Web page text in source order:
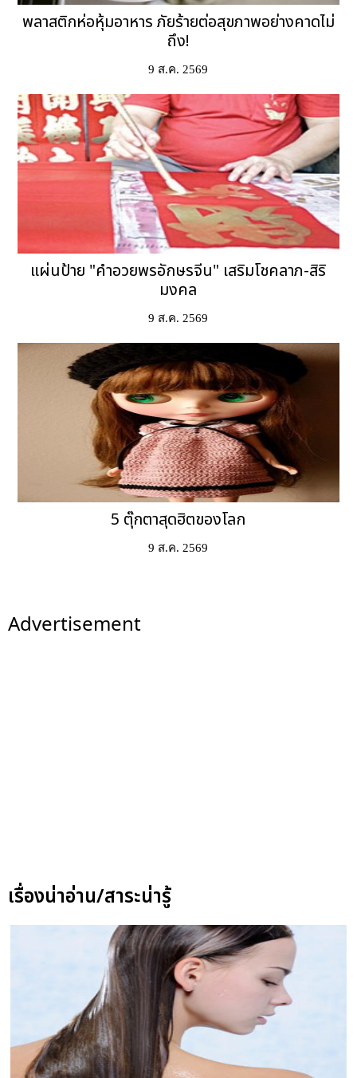
พลาสติกห่อหุ้มอาหาร ภัยร้ายต่อสุขภาพอย่างคาดไม่
ถึง!
9 ส.ค. 2569
แผ่นป้าย "คำอวยพรอักษรจีน" เสริมโชคลาภ-สิริ
มงคล
9 ส.ค. 2569
5 ตุ๊กตาสุดฮิตของโลก
9 ส.ค. 2569
Advertisement
เรื่องน่าอ่าน/สาระน่ารู้